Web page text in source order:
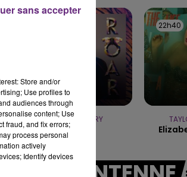
10h00 - 14h00
LE TICKET DE CAISSE
KATY PERRY
22h40
22h40
Store and/or
Use profiles to
audiences through
content; Use
fraud, and fix errors;
process personal
actively
Identify devices
sans accepter